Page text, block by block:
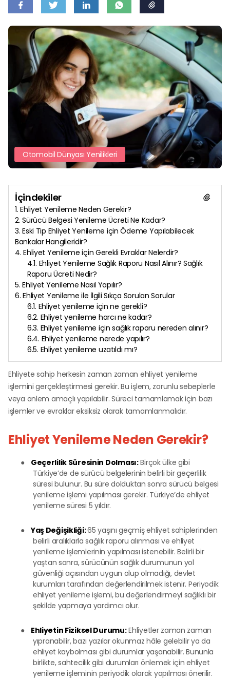
Oteller için Şarj İstasyonu
Oto Galeriler için Şarj İstasyonu
Otoparklar için Şarj İstasyonu
Oto Servisler için Şarj İstasyonu
Restoran ve Dinlenme Tesisleri için Şarj İstasyonu
Elektrikli Araba Sözlüğü
Sıkça Sorulan Sorular
Otomobil Dünyası Yenilikleri
İçindekiler
1. Ehliyet Yenileme Neden Gerekir?
2. Sürücü Belgesi Yenileme Ücreti Ne Kadar?
3. Eski Tip Ehliyet Yenileme için Ödeme Yapılabilecek
Bankalar Hangileridir?
4. Ehliyet Yenileme için Gerekli Evraklar Nelerdir?
4.1. Ehliyet Yenileme Sağlık Raporu Nasıl Alınır? Sağlık
Raporu Ücreti Nedir?
5. Ehliyet Yenileme Nasıl Yapılır?
6. Ehliyet Yenileme ile İlgili Sıkça Sorulan Sorular
6.1. Ehliyet yenileme için ne gerekli?
6.2. Ehliyet yenileme harcı ne kadar?
6.3. Ehliyet yenileme için sağlık raporu nereden alınır?
6.4. Ehliyet yenileme nerede yapılır?
6.5. Ehliyet yenileme uzatıldı mı?
Ehliyete sahip herkesin zaman zaman ehliyet yenileme
işlemini gerçekleştirmesi gerekir. Bu işlem, zorunlu sebeplerle
veya önlem amaçlı yapılabilir. Süreci tamamlamak için bazı
işlemler ve evraklar eksiksiz olarak tamamlanmalıdır.
Ehliyet Yenileme Neden Gerekir?
● Geçerlilik Süresinin Dolması:Birçok ülke gibi
Türkiye’de de sürücü belgelerinin belirli bir geçerlilik
süresi bulunur. Bu süre dolduktan sonra sürücü belgesi
yenileme işlemi yapılması gerekir. Türkiye’de ehliyet
yenileme süresi 5 yıldır.
● Yaş Değişikliği:65 yaşını geçmiş ehliyet sahiplerinden
belirli aralıklarla sağlık raporu alınması ve ehliyet
yenileme işlemlerinin yapılması istenebilir. Belirli bir
yaştan sonra, sürücünün sağlık durumunun yol
güvenliği açısından uygun olup olmadığı, devlet
kurumları tarafından değerlendirilmek istenir. Periyodik
ehliyet yenileme işlemi, bu değerlendirmeyi sağlıklı bir
şekilde yapmaya yardımcı olur.
● Ehliyetin Fiziksel Durumu:Ehliyetler zaman zaman
yıpranabilir, bazı yazılar okunmaz hâle gelebilir ya da
ehliyet kaybolması gibi durumlar yaşanabilir. Bununla
birlikte, sahtecilik gibi durumları önlemek için ehliyet
yenileme işleminin periyodik olarak yapılması önerilir.